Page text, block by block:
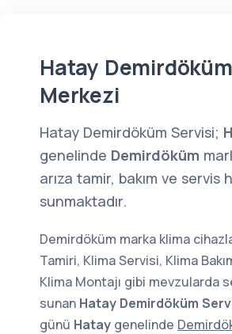
Hatay
Merkezi
Hatay Demirdöküm Servisi;
genelinde Demirdöküm
arıza tamir, bakım ve servis
sunmaktadır.
Demirdöküm marka klima
Tamiri, Klima Servisi, Klima
Klima Montajı gibi mevzularda
sunan Hatay Demirdöküm
günü Hatay genelinde